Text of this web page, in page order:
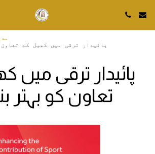
پائیدار ترقی میں کھیل کے
پائیدار ترقی میں
تعاون کو بہتر